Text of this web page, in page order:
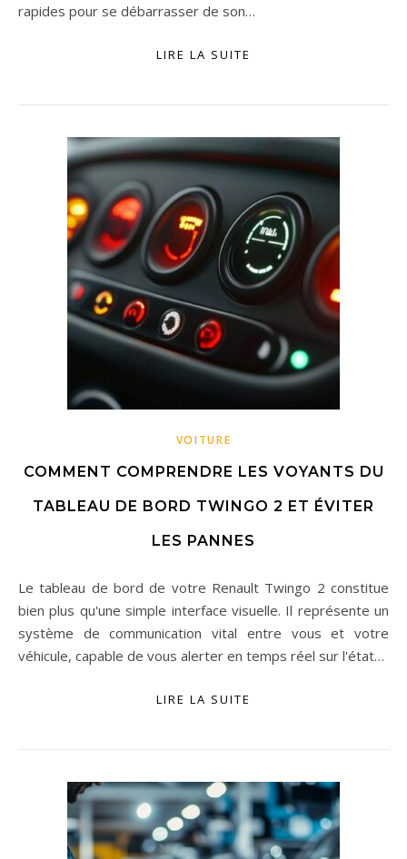
rapides pour se débarrasser de son…
LIRE LA SUITE
VOITURE
COMMENT COMPRENDRE LES VOYANTS DU
TABLEAU DE BORD TWINGO 2 ET ÉVITER
LES PANNES
Le tableau de bord de votre Renault Twingo 2 constitue
bien plus qu'une simple interface visuelle. Il représente un
système de communication vital entre vous et votre
véhicule, capable de vous alerter en temps réel sur l'état…
LIRE LA SUITE